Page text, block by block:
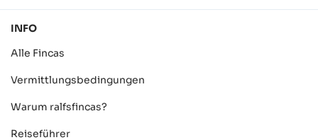
INFO
Alle Fincas
Vermittlungsbedingungen
Warum ralfsfincas?
Reiseführer